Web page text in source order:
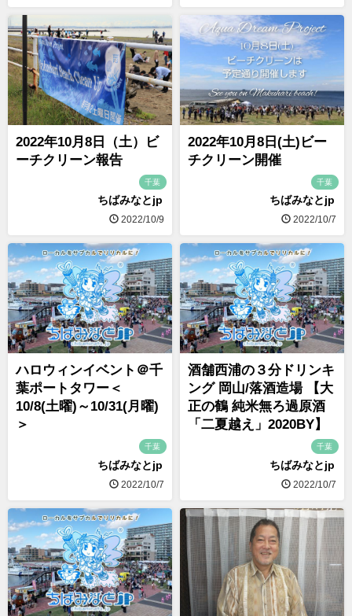
2022年10月8日（土）ビ
ーチクリーン報告
千葉
ちばみなとjp
2022/10/9
2022年10月8日(土)ビー
チクリーン開催
千葉
ちばみなとjp
2022/10/7
ハロウィンイベント＠千
葉ポートタワー＜
10/8(土曜)～10/31(月曜)
＞
千葉
ちばみなとjp
2022/10/7
酒舗西浦の３分ドリンキ
ング 岡山/落酒造場 【大
正の鶴 純米無ろ過原酒
「二夏越え」2020BY】
千葉
ちばみなとjp
2022/10/7